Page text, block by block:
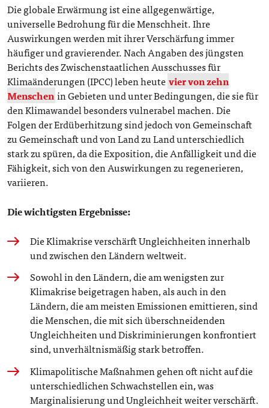
Die globale Erwärmung ist eine allgegenwärtige,
universelle Bedrohung für die Menschheit. Ihre
Auswirkungen werden mit ihrer Verschärfung immer
häufiger und gravierender. Nach Angaben des jüngsten
Berichts des Zwischenstaatlichen Ausschusses für
Klimaänderungen (IPCC) leben heute vier von zehn
Menschenin Gebieten und unter Bedingungen, die sie für
den Klimawandel besonders vulnerabel machen. Die
Folgen der Erdüberhitzung sind jedoch von Gemeinschaft
zu Gemeinschaft und von Land zu Land unterschiedlich
stark zu spüren, da die Exposition, die Anfälligkeit und die
Fähigkeit, sich von den Auswirkungen zu regenerieren,
variieren.
Die wichtigsten Ergebnisse:
Die Klimakrise verschärft Ungleichheiten innerhalb
und zwischen den Ländern weltweit.
Sowohl in den Ländern, die am wenigsten zur
Klimakrise beigetragen haben, als auch in den
Ländern, die am meisten Emissionen emittieren, sind
die Menschen, die mit sich überschneidenden
Ungleichheiten und Diskriminierungen konfrontiert
sind, unverhältnismäßig stark betroffen.
Klimapolitische Maßnahmen gehen oft nicht auf die
unterschiedlichen Schwachstellen ein, was
Marginalisierung und Ungleichheit weiter verschärft.